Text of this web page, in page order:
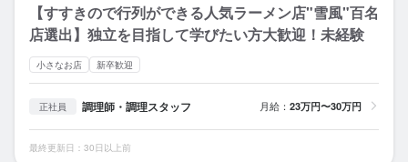
【すすきので行列ができる人気ラーメン店"雪風"百名
店選出】独立を目指して学びたい方大歓迎！未経験
小さなお店 新卒歓迎
正社員 調理師・調理スタッフ 月給： 23万円〜30万円
最終更新日：30日以上前